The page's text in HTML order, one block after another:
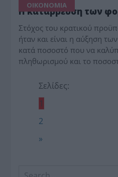
ΟΙΚΟΝΟΜΙΑ
Η κατάρρευση των
Στόχος του κρατικού
ήταν και είναι η αύξηση
κατά ποσοστό που να
πληθωρισμού και το
Σελίδες:
1
2
»